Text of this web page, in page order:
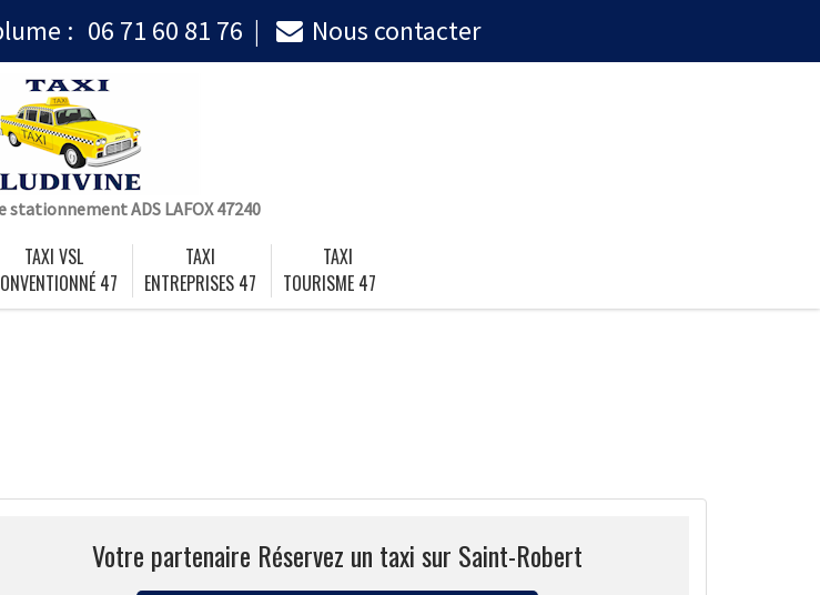
: 06 71 60 81 76 Nous contacter
ADS LAFOX 47240
TAXI VSL
47
TAXI
ENTREPRISES 47
TAXI
TOURISME 47
Votre partenaire Réservez un taxi sur Saint-Robert